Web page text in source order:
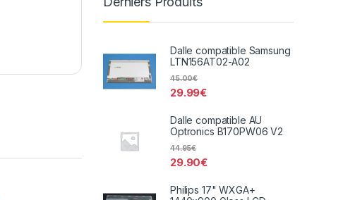
Dalle compatible Samsung
LTN156AT02-A02
29.99€
45.00€
Dalle compatible AU
Optronics B170PW06 V2
29.90€
44.95€
Philips 17" WXGA+